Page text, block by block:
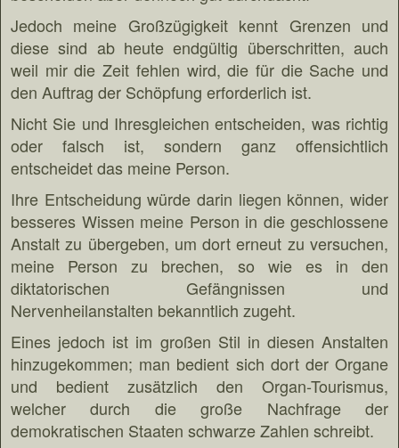
Jedoch meine Großzügigkeit kennt Grenzen und
diese sind ab heute endgültig überschritten, auch
weil mir die Zeit fehlen wird, die für die Sache und
den Auftrag der Schöpfung erforderlich ist.
Nicht Sie und Ihresgleichen entscheiden, was richtig
oder falsch ist, sondern ganz offensichtlich
entscheidet das meine Person.
Ihre Entscheidung würde darin liegen können, wider
besseres Wissen meine Person in die geschlossene
Anstalt zu übergeben, um dort erneut zu versuchen,
meine Person zu brechen, so wie es in den
diktatorischen Gefängnissen und
Nervenheilanstalten bekanntlich zugeht.
Eines jedoch ist im großen Stil in diesen Anstalten
hinzugekommen; man bedient sich dort der Organe
und bedient zusätzlich den Organ-Tourismus,
welcher durch die große Nachfrage der
demokratischen Staaten schwarze Zahlen schreibt.